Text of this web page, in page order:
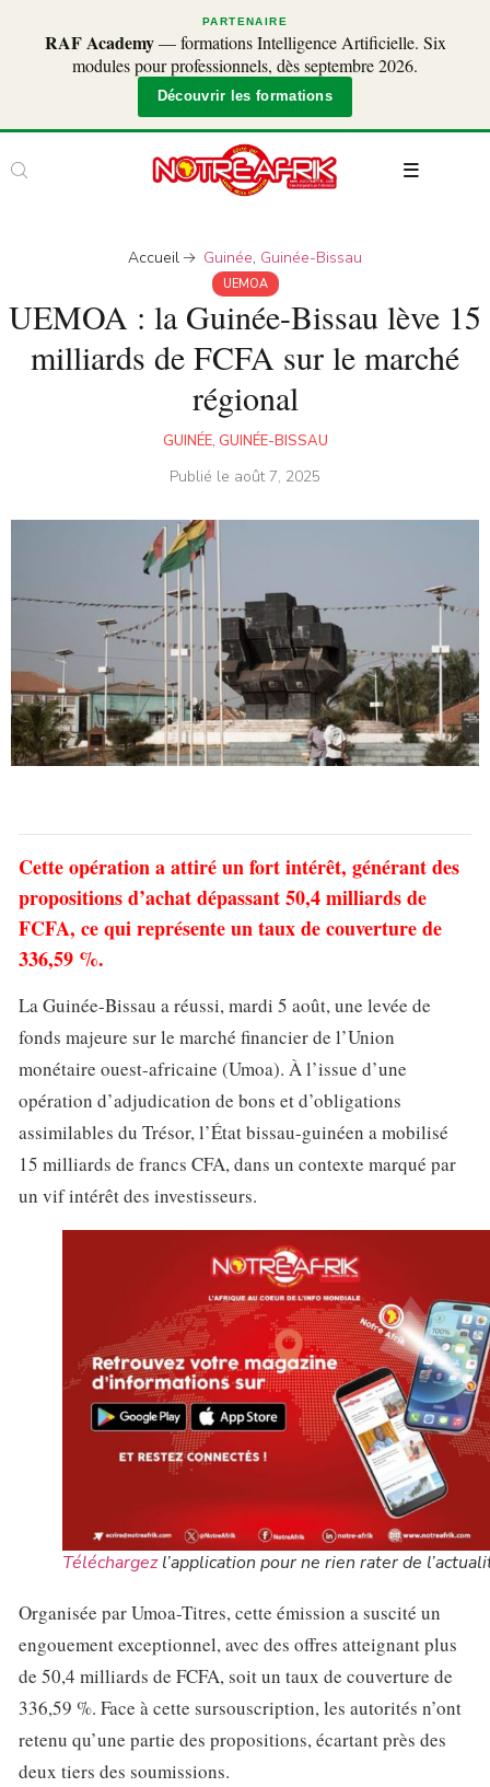
PARTENAIRE
RAF Academy— formations Intelligence Artificielle. Six
modules pour professionnels, dès septembre 2026.
Découvrir les formations
Accueil Guinée, Guinée-Bissau
UEMOA
UEMOA : la Guinée-Bissau lève 15
milliards de FCFA sur le marché
régional
GUINÉE, GUINÉE-BISSAU
Publié le août 7, 2025
Cette opération a attiré un fort intérêt, générant des
propositions d’achat dépassant 50,4 milliards de
FCFA, ce qui représente un taux de couverture de
336,59 %.
La Guinée-Bissau a réussi, mardi 5 août, une levée de
fonds majeure sur le marché financier de l’Union
monétaire ouest-africaine (Umoa). À l’issue d’une
opération d’adjudication de bons et d’obligations
assimilables du Trésor, l’État bissau-guinéen a mobilisé
15 milliards de francs CFA, dans un contexte marqué par
un vif intérêt des investisseurs.
Téléchargezl’application pour ne rien rater de
Organisée par Umoa-Titres, cette émission a suscité un
engouement exceptionnel, avec des offres atteignant plus
de 50,4 milliards de FCFA, soit un taux de couverture de
336,59 %. Face à cette sursouscription, les autorités n’ont
retenu qu’une partie des propositions, écartant près des
deux tiers des soumissions.